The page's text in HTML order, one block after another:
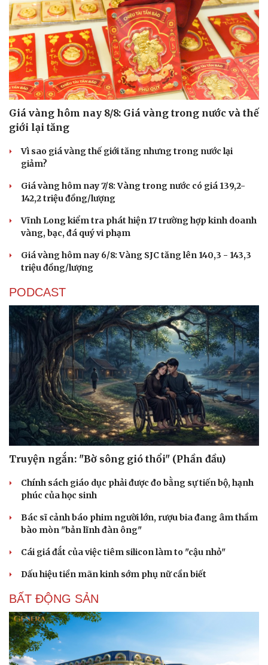
Giá vàng hôm nay 8/8: Giá vàng trong nước và thế
giới lại tăng
Vì sao giá vàng thế giới tăng nhưng trong nước lại
giảm?
Giá vàng hôm nay 7/8: Vàng trong nước có giá 139,2-
142,2 triệu đồng/lượng
Vĩnh Long kiểm tra phát hiện 17 trường hợp kinh doanh
vàng, bạc, đá quý vi phạm
Giá vàng hôm nay 6/8: Vàng SJC tăng lên 140,3 - 143,3
triệu đồng/lượng
PODCAST
Truyện ngắn: "Bờ sông gió thổi" (Phần đầu)
Chính sách giáo dục phải được đo bằng sự tiến bộ, hạnh
phúc của học sinh
Bác sĩ cảnh báo phim người lớn, rượu bia đang âm thầm
bào mòn "bản lĩnh đàn ông"
Cái giá đắt của việc tiêm silicon làm to "cậu nhỏ"
Dấu hiệu tiền mãn kinh sớm phụ nữ cần biết
BẤT ĐỘNG SẢN